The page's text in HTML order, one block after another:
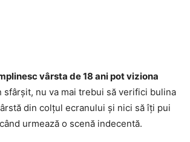
vârsta de 18 ani pot viziona
sfârșit, nu va mai trebui să verifici bulina
din colțul ecranului și nici să îți pui
urmează o scenă indecentă.